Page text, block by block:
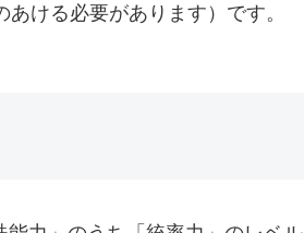
ける必要があります）です。